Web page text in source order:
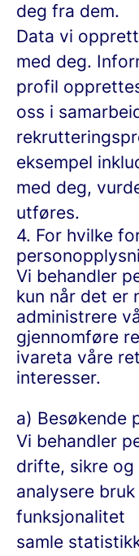
deg fra dem.
Data vi
med deg.
profil
oss i
eksempel
med deg,
utføres.
4. For hvilke
Vi behandler
kun når det er
administrere
gjennomføre
ivareta våre
interesser.
a) Besøkende
Vi behandler
drifte, sikre og
analysere
funksjonalitet
samle